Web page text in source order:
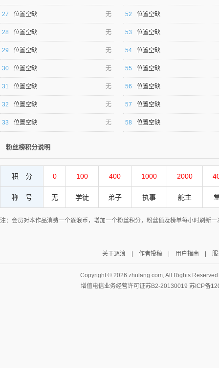
27 位置空缺 无
28 位置空缺 无
29 位置空缺 无
30 位置空缺 无
31 位置空缺 无
32 位置空缺 无
33 位置空缺 无
52 位置空缺
53 位置空缺
54 位置空缺
55 位置空缺
56 位置空缺
57 位置空缺
58 位置空缺
粉丝榜积分说明
积 分 0 100 400 1000 2000
称 号 无 学徒 弟子 执事 舵主
注：会员对本作品消费一个逐浪币，增加一个粉丝积分，粉丝值及榜单每小时刷新一
关于逐浪 作者投稿| 用户指南 服
Copyright © 2026 zhulang.com, All Rights
增值电信业务经营许可证苏B2-20130019 苏ICP备